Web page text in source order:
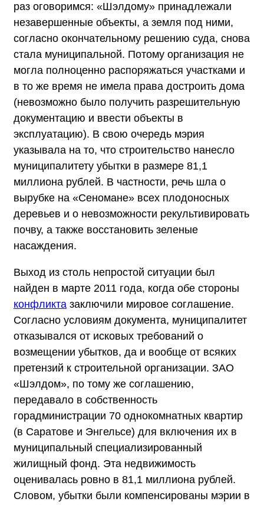
раз оговоримся: «Шэлдому» принадлежали
незавершенные объекты, а земля под ними,
согласно окончательному решению суда, снова
стала муниципальной. Потому организация не
могла полноценно распоряжаться участками и
в то же время не имела права достроить дома
(невозможно было получить разрешительную
документацию и ввести объекты в
эксплуатацию). В свою очередь мэрия
указывала на то, что строительство нанесло
муниципалитету убытки в размере 81,1
миллиона рублей. В частности, речь шла о
вырубке на «Сеномане» всех плодоносных
деревьев и о невозможности рекультивировать
почву, а также восстановить зеленые
насаждения.
Выход из столь непростой ситуации был
найден в марте 2011 года, когда обе стороны
конфликта заключили мировое соглашение.
Согласно условиям документа, муниципалитет
отказывался от исковых требований о
возмещении убытков, да и вообще от всяких
претензий к строительной организации. ЗАО
«Шэлдом», по тому же соглашению,
передавало в собственность
горадминистрации 70 однокомнатных квартир
(в Саратове и Энгельсе) для включения их в
муниципальный специализированный
жилищный фонд. Эта недвижимость
оценивалась ровно в 81,1 миллиона рублей.
Словом, убытки были компенсированы мэрии в